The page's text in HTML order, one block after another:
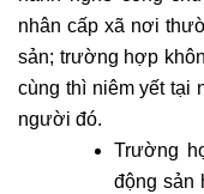
nhân cấp xã nơi
sản; trường hợp
cùng thì niêm yết tại
người đó.
Trường
động sản